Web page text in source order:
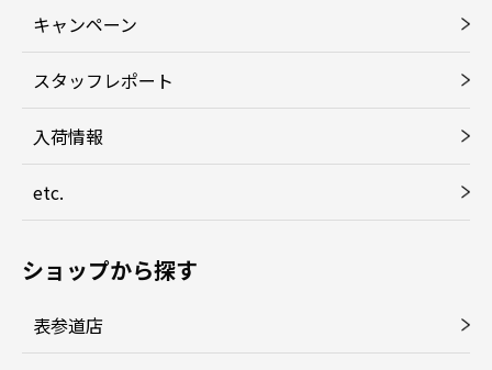
キャンペーン
スタッフレポート
入荷情報
etc.
ショップから探す
表参道店